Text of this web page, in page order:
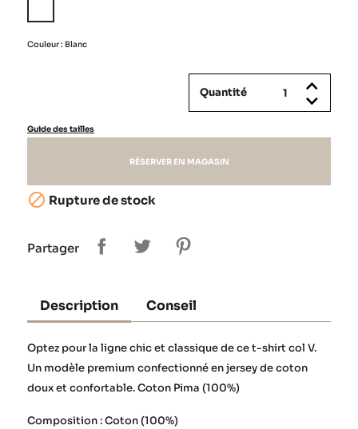
Couleur : Blanc
Quantité
Guide des tailles
RÉSERVER EN MAGASIN
 Rupture de stock
Partager
Description Conseil
Optez pour la ligne chic et classique de ce t-shirt col V.
Un modèle premium confectionné en jersey de coton
doux et confortable. Coton Pima (100%)
Composition : Coton (100%)